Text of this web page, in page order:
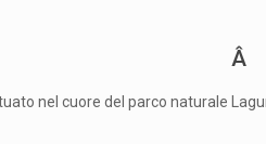
Â
nel cuore del parco naturale